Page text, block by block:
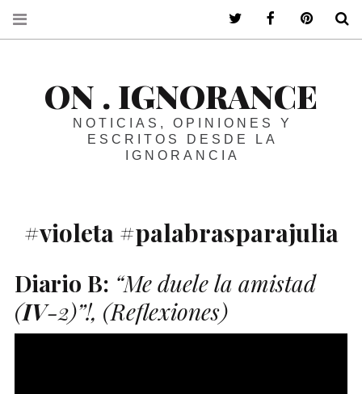
ON . IGNORANCE
NOTICIAS, OPINIONES Y
ESCRITOS DESDE LA
IGNORANCIA
#violeta #palabrasparajulia
Diario B: “Me duele la amistad
(IV-2)”!, (Reflexiones)
ir a mi twitterir a mi facebook
ir a mi